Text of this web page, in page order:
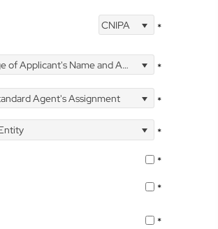
CNIPA *
of Applicant's Name and Address *
Agent's Assignment
*
*
*
*
*